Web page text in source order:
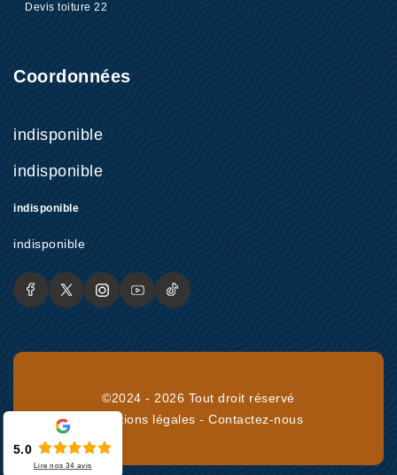
Devis toiture 22
Coordonnées
indisponible
indisponible
indisponible
indisponible
©2024 - 2026 Tout droit réservé
Mentions légales -Contactez-nous
5.0
Lire nos34 avis